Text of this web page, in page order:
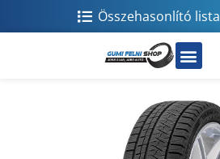
Összehasonlító lista